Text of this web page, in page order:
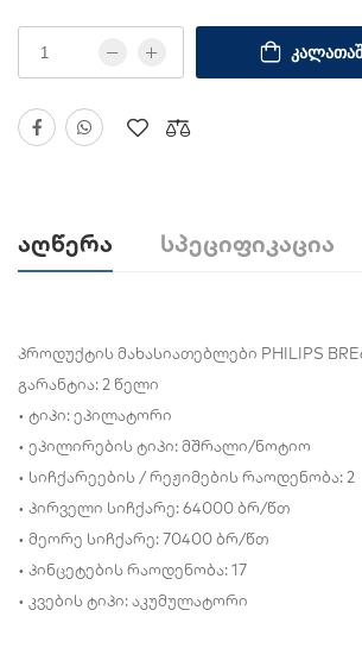
Აღწერა Სპეციფიკაცია
პროდუქტის მახასიათებლები PHILIPS
გარანტია: 2 წელი
• ტიპი: ეპილატორი
• ეპილირების ტიპი: მშრალი/ნოტიო
• სიჩქარეების / რეჟიმების რაოდენობა: 2
• პირველი სიჩქარე: 64000 ბრ/წთ
• მეორე სიჩქარე: 70400 ბრ/წთ
• პინცეტების რაოდენობა: 17
• კვების ტიპი: აკუმულატორი